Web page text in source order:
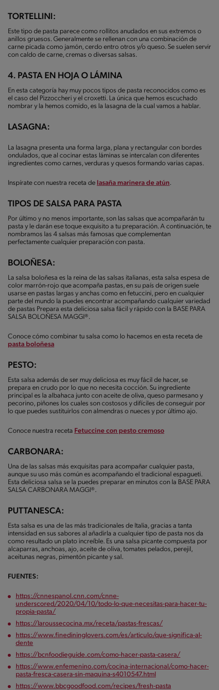
TORTELLINI:
Este tipo de pasta parece como rollitos anudados en sus extremos o
anillos gruesos. Generalmente se rellenan con una combinación de
carne picada como jamón, cerdo entro otros y/o queso. Se suelen servir
con caldo de carne, cremas o diversas salsas.
4. PASTA EN HOJA O LÁMINA
En esta categoría hay muy pocos tipos de pasta reconocidos como es
el caso del Pizzoccheri y el croxetti. La única que hemos escuchado
nombrar y la hemos comido, es la lasagna de la cual vamos a hablar.
LASAGNA:
La lasagna presenta una forma larga, plana y rectangular con bordes
ondulados, que al cocinar estas láminas se intercalan con diferentes
ingredientes como carnes, verduras y quesos formando varias capas.
Inspírate con nuestra receta de lasaña marinera de atún.
TIPOS DE SALSA PARA PASTA
Por último y no menos importante, son las salsas que acompañarán tu
pasta y le darán ese toque exquisito a tu preparación. A continuación, te
nombramos las 4 salsas más famosas que complementan
perfectamente cualquier preparación con pasta.
BOLOÑESA:
La salsa boloñesa es la reina de las salsas italianas, esta salsa espesa de
color marrón-rojo que acompaña pastas, en su país de origen suele
usarse en pastas largas y anchas como en fetuccini, pero en cualquier
parte del mundo la puedes encontrar acompañando cualquier variedad
de pastas Prepara esta deliciosa salsa fácil y rápido con la BASE PARA
SALSA BOLOÑESA MAGGI®.
Conoce cómo combinar tu salsa como lo hacemos en esta receta de
pasta boloñesa
PESTO:
Esta salsa además de ser muy deliciosa es muy fácil de hacer, se
prepara en crudo por lo que no necesita cocción. Su ingrediente
principal es la albahaca junto con aceite de oliva, queso parmesano y
pecorino, piñones los cuales son costosos y difíciles de conseguir por
lo que puedes sustituirlos con almendras o nueces y por último ajo.
Conoce nuestra receta Fetuccine con pesto cremoso
CARBONARA:
Una de las salsas más exquisitas para acompañar cualquier pasta,
aunque su uso más común es acompañando el tradicional espagueti.
Esta deliciosa salsa se la puedes preparar en minutos con la BASE PARA
SALSA CARBONARA MAGGI®.
PUTTANESCA:
Esta salsa es una de las más tradicionales de Italia, gracias a tanta
intensidad en sus sabores al añadirla a cualquier tipo de pasta nos da
como resultado un plato increíble. Es una salsa picante compuesta por
alcaparras, anchoas, ajo, aceite de oliva, tomates pelados, perejil,
aceitunas negras, pimentón picante y sal.
FUENTES:
https://cnnespanol.cnn.com/cnne-
underscored/2020/04/10/todo-lo-que-necesitas-para-hacer-tu-
propia-pasta/
https://laroussecocina.mx/receta/pastas-frescas/
https://www.finedininglovers.com/es/articulo/que-significa-al-
dente
https://bcnfoodieguide.com/como-hacer-pasta-casera/
https://www.enfemenino.com/cocina-internacional/como-hacer-
pasta-fresca-casera-sin-maquina-s4010547.html
https://www.bbcgoodfood.com/recipes/fresh-pasta